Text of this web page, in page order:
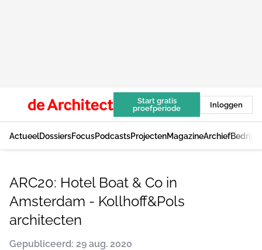
Start gratis
proefperiode
Inloggen
ActueelDossiersFocusPodcastsProjectenMagazineArchief
ARC20: Hotel Boat & Co in
Amsterdam - Kollhoff&Pols
architecten
Gepubliceerd: 29 aug. 2020